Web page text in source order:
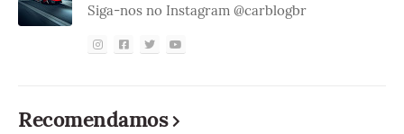
Siga-nos no Instagram @carblogbr
Recomendamos